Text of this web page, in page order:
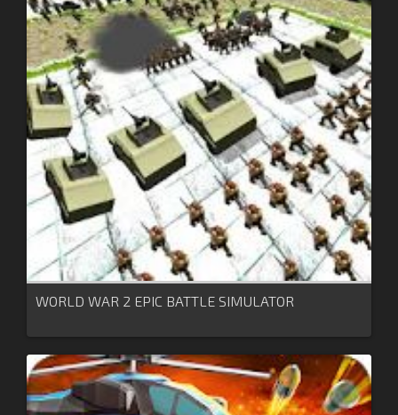
WORLD WAR 2 EPIC BATTLE SIMULATOR